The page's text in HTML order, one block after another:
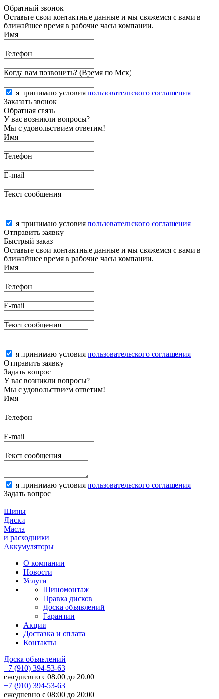
Обратный звонок
Оставьте свои контактные данные и мы свяжемся с вами в
ближайшее время в рабочие часы компании.
Имя
Телефон
Когда вам позвонить? (Время по Мск)
я принимаю условия пользовательского соглашения
Заказать звонок
Обратная связь
У вас возникли вопросы?
Мы с удовольствием ответим!
Имя
Телефон
E-mail
Текст сообщения
я принимаю условия пользовательского соглашения
Отправить заявку
Быстрый заказ
Оставьте свои контактные данные и мы свяжемся с вами в
ближайшее время в рабочие часы компании.
Имя
Телефон
E-mail
Текст сообщения
я принимаю условия пользовательского соглашения
Отправить заявку
Задать вопрос
У вас возникли вопросы?
Мы с удовольствием ответим!
Имя
Телефон
E-mail
Текст сообщения
я принимаю условия пользовательского соглашения
Задать вопрос
Шины
Диски
Масла
и расходники
Аккумуляторы
О компании
Новости
Услуги
Шиномонтаж
Правка дисков
Доска объявлений
Гарантии
Акции
Доставка и оплата
Контакты
Доска объявлений
+7 (910) 394-53-63
ежедневно с 08:00 до 20:00
+7 (910) 394-53-63
ежедневно с 08:00 до 20:00